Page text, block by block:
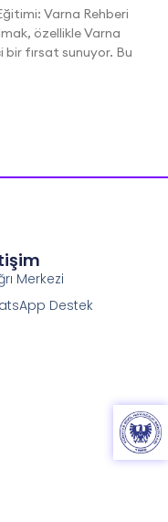
Varna Rehberi
özellikle Varna
bir fırsat sunuyor. Bu
Merkezi
Destek